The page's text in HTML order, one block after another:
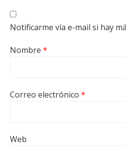
Notificarme vía e-mail si hay
Nombre *
Correo electrónico *
Web